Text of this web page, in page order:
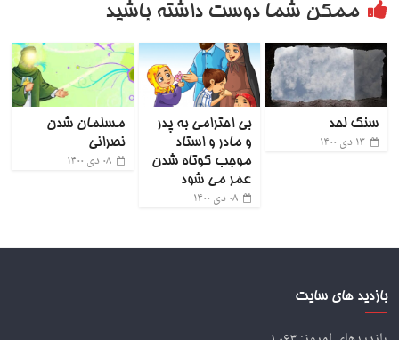
ممکن شما دوست داشته باشید
سنگ لحد
۱۳ دی ۱۴۰۰
بی احترامی به پدر
و مادر و استاد
موجب کوتاه شدن
عمر می شود
۰۸ دی ۱۴۰۰
مسلمان شدن
نصرانی
۰۸ دی ۱۴۰۰
بازدید های سایت